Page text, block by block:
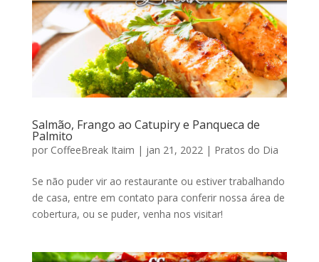
Salmão, Frango ao Catupiry e Panqueca de
Palmito
por CoffeeBreak Itaim | jan 21, 2022| Pratos do Dia
Se não puder vir ao restaurante ou estiver trabalhando
de casa, entre em contato para conferir nossa área de
cobertura, ou se puder, venha nos visitar!